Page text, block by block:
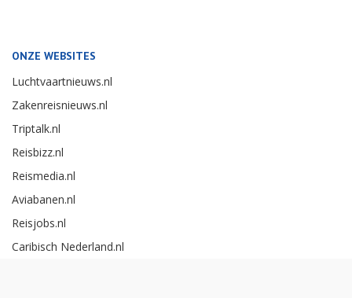
ONZE WEBSITES
Luchtvaartnieuws.nl
Zakenreisnieuws.nl
Triptalk.nl
Reisbizz.nl
Reismedia.nl
Aviabanen.nl
Reisjobs.nl
Caribisch Nederland.nl